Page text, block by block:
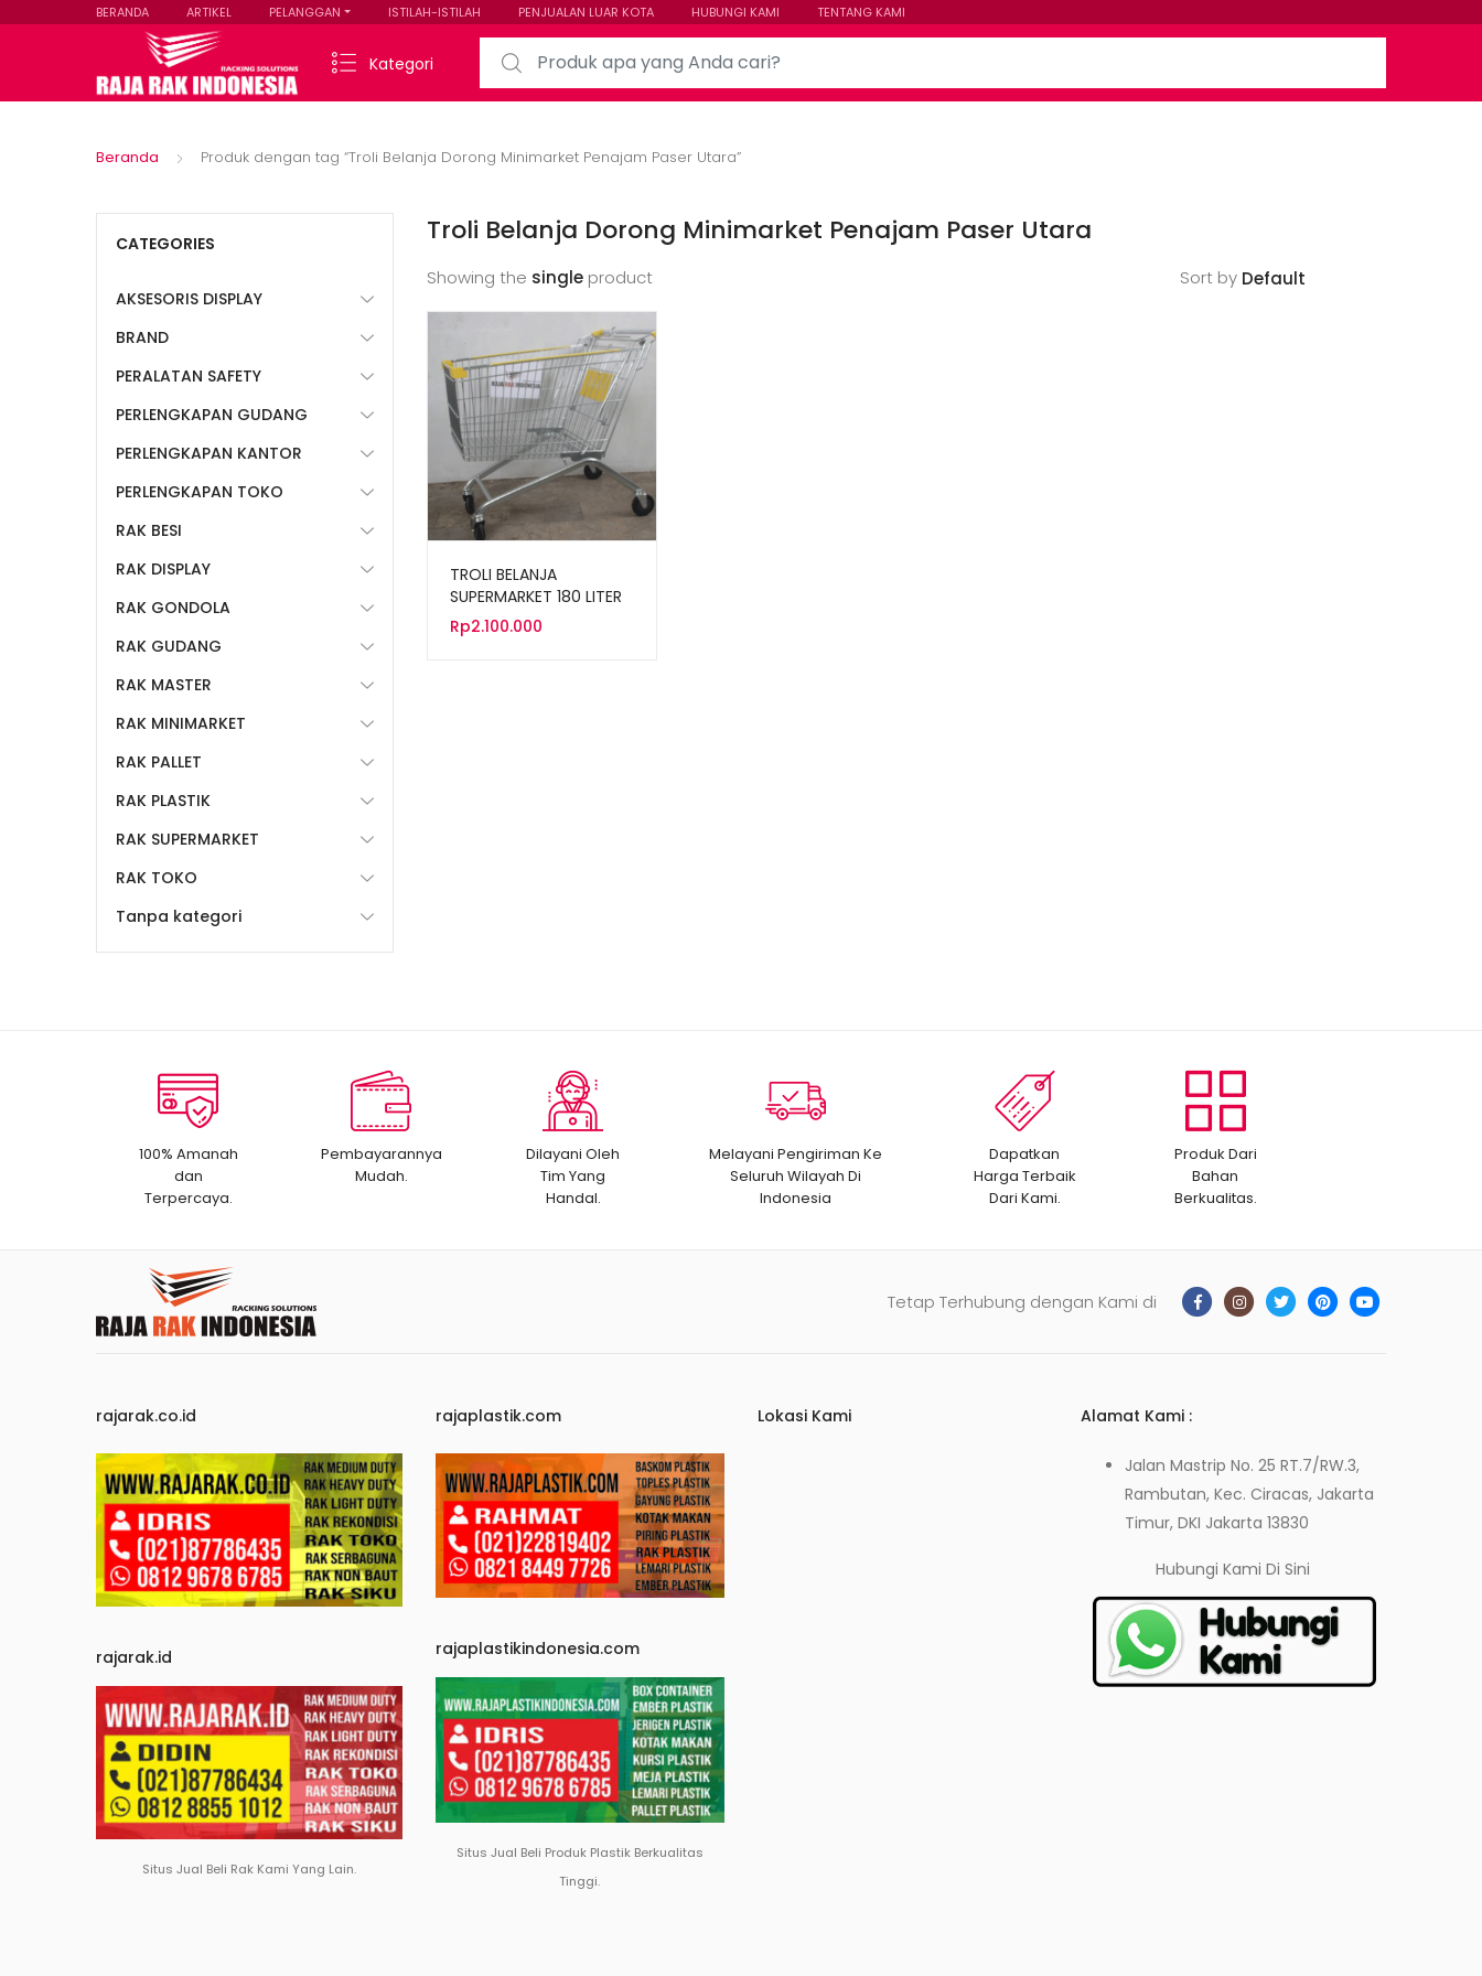
BERANDA ARTIKEL PELANGGAN ISTILAH-ISTILAH PENJUALAN LUAR KOTA HUBUNGI KAMI TENTANG KAMI
Kategori
Search for:
Beranda Produk dengan tag “Troli Belanja Dorong Minimarket Penajam Paser Utara”
Troli Belanja Dorong Minimarket Penajam Paser Utara
Showing the single product Sort by
TROLI BELANJA
SUPERMARKET 180 LITER
TIPE TS-180L
Rp2.100.000
CATEGORIES
AKSESORIS DISPLAY
BRAND
PERALATAN SAFETY
PERLENGKAPAN GUDANG
PERLENGKAPAN KANTOR
PERLENGKAPAN TOKO
RAK BESI
RAK DISPLAY
RAK GONDOLA
RAK GUDANG
RAK MASTER
RAK MINIMARKET
RAK PALLET
RAK PLASTIK
RAK SUPERMARKET
RAK TOKO
Tanpa kategori
100% Amanah
dan
Terpercaya.
Pembayarannya
Mudah.
Dilayani Oleh
Tim Yang
Handal.
Melayani Pengiriman Ke
Seluruh Wilayah Di
Indonesia
Dapatkan
Harga Terbaik
Dari Kami.
Produk Dari
Bahan
Berkualitas.
Tetap Terhubung dengan Kami di
rajarak.co.id
rajarak.id
Situs Jual Beli Rak Kami Yang Lain.
rajaplastik.com
rajaplastikindonesia.com
Situs Jual Beli Produk Plastik Berkualitas
Tinggi.
Lokasi Kami Alamat Kami :
Jalan Mastrip No. 25 RT.7/RW.3,
Rambutan, Kec. Ciracas, Jakarta
Timur, DKI Jakarta 13830
Hubungi KamiDi Sini